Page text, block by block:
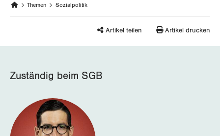
Thurgau
Wallis
Zürich
Themen Sozialpolitik
Artikel teilen Artikel drucken
Zuständig beim SGB